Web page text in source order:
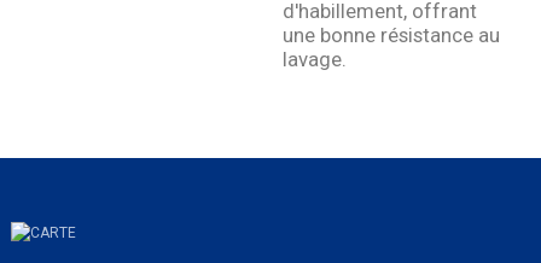
d'habillement, offrant
une bonne résistance au
lavage.